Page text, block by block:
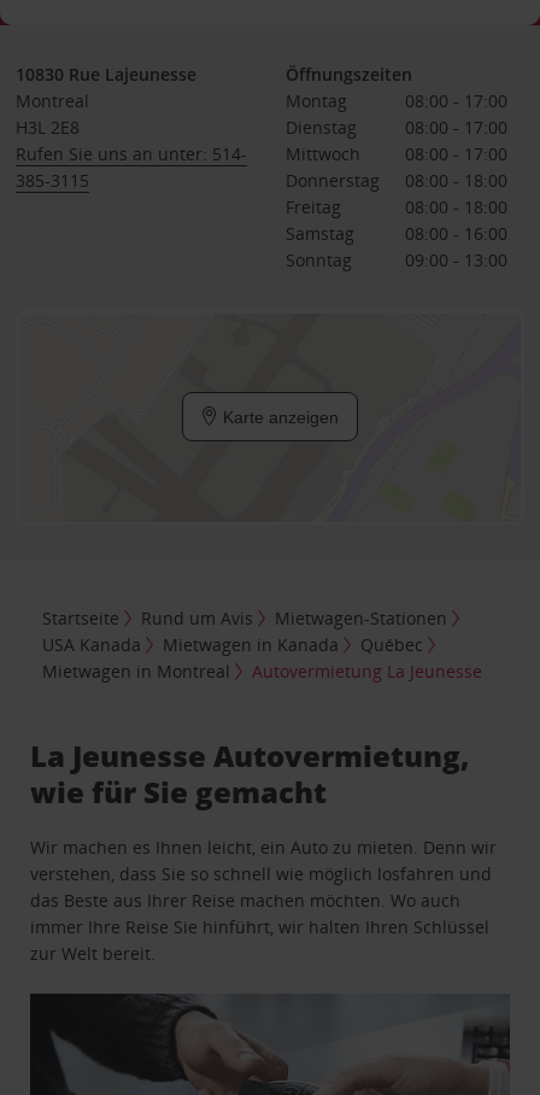
10830 Rue Lajeunesse
Montreal
H3L 2E8
Rufen Sie uns an unter: 514-
385-3115
Öffnungszeiten
Montag
08:00 - 17:00
Dienstag
08:00 - 17:00
Mittwoch
08:00 - 17:00
Donnerstag
08:00 - 18:00
Freitag
08:00 - 18:00
Samstag
08:00 - 16:00
Sonntag
09:00 - 13:00
Karte anzeigen
Startseite Rund um Avis
Mietwagen-Stationen
USA Kanada
Mietwagen in Kanada
Québec
Mietwagen in Montreal
Autovermietung La Jeunesse
La Jeunesse Autovermietung,
wie für Sie gemacht
Wir machen es Ihnen leicht, ein Auto zu mieten. Denn wir
verstehen, dass Sie so schnell wie möglich losfahren und
das Beste aus Ihrer Reise machen möchten. Wo auch
immer Ihre Reise Sie hinführt, wir halten Ihren Schlüssel
zur Welt bereit.